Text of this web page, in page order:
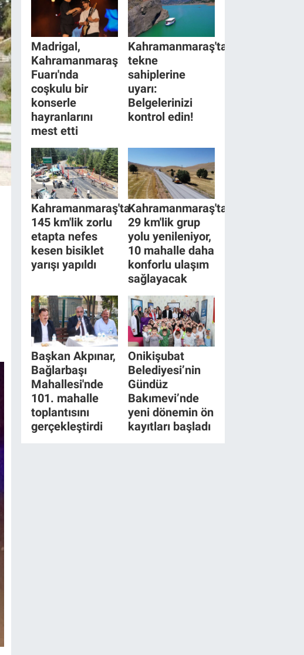
Madrigal,
Kahramanmaraş
Fuarı'nda
coşkulu bir
konserle
hayranlarını
mest etti
Kahramanmaraş'tan
tekne
sahiplerine
uyarı:
Belgelerinizi
kontrol edin!
Kahramanmaraş'ta
145 km'lik zorlu
etapta nefes
kesen bisiklet
yarışı yapıldı
Kahramanmaraş'ta
29 km'lik grup
yolu yenileniyor,
10 mahalle daha
konforlu ulaşım
sağlayacak
Başkan Akpınar,
Bağlarbaşı
Mahallesi'nde
101. mahalle
toplantısını
gerçekleştirdi
Onikişubat
Belediyesi’nin
Gündüz
Bakımevi’nde
yeni dönemin ön
kayıtları başladı